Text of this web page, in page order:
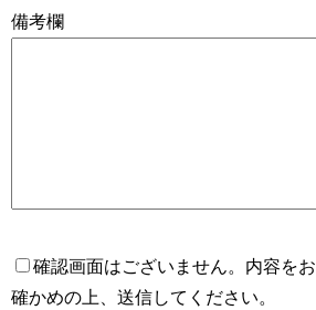
備考欄
確認画面はございません。内容をお
確かめの上、送信してください。